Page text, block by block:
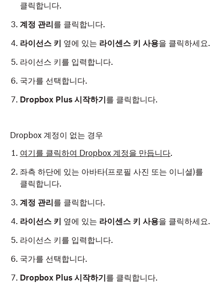
클릭합니다.
계정 관리를 클릭합니다.
라이선스 키 옆에 있는 라이센스 키 사용을 클릭하세요.
라이선스 키를 입력합니다.
국가를 선택합니다.
Dropbox Plus 시작하기를 클릭합니다.
Dropbox 계정이 없는 경우
여기를 클릭하여 Dropbox 계정을 만듭니다.
좌측 하단에 있는 아바타(프로필 사진 또는 이니셜)를
클릭합니다.
계정 관리를 클릭합니다.
라이선스 키 옆에 있는 라이센스 키 사용을 클릭하세요.
라이선스 키를 입력합니다.
국가를 선택합니다.
Dropbox Plus 시작하기를 클릭합니다.